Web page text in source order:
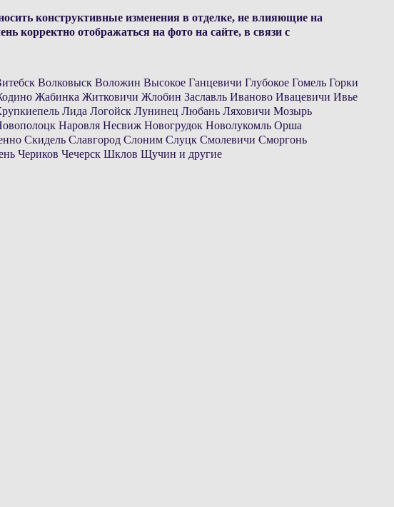
конструктивные изменения в отделке, не влияющие на
корректно отображаться на фото на сайте, в связи с
Волковыск Воложин Высокое Ганцевичи Глубокое Гомель Горки
Жабинка Житковичи Жлобин Заславль Иваново Ивацевичи Ивье
Лида Логойск Лунинец Любань Ляховичи Мозырь
Наровля Несвиж Новогрудок Новолукомль Орша
Скидель Славгород Слоним Слуцк Смолевичи Сморгонь
Чериков Чечерск Шклов Щучин и другие